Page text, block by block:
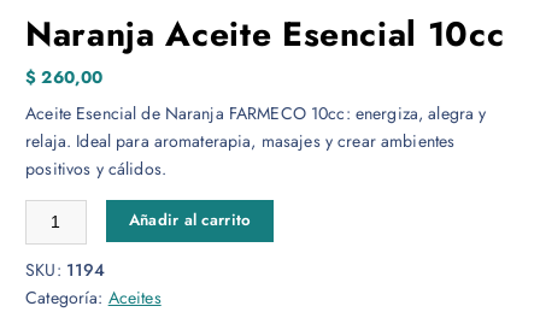
Naranja Aceite Esencial 10cc
$ 260,00
Aceite Esencial de Naranja FARMECO 10cc: energiza, alegra y
relaja. Ideal para aromaterapia, masajes y crear ambientes
positivos y cálidos.
Naranja Aceite Esencial 10cc cantidad
Añadir al carrito
SKU: 1194
Categoría: Aceites